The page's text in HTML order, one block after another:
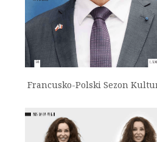
Francusko-Polski Sezon